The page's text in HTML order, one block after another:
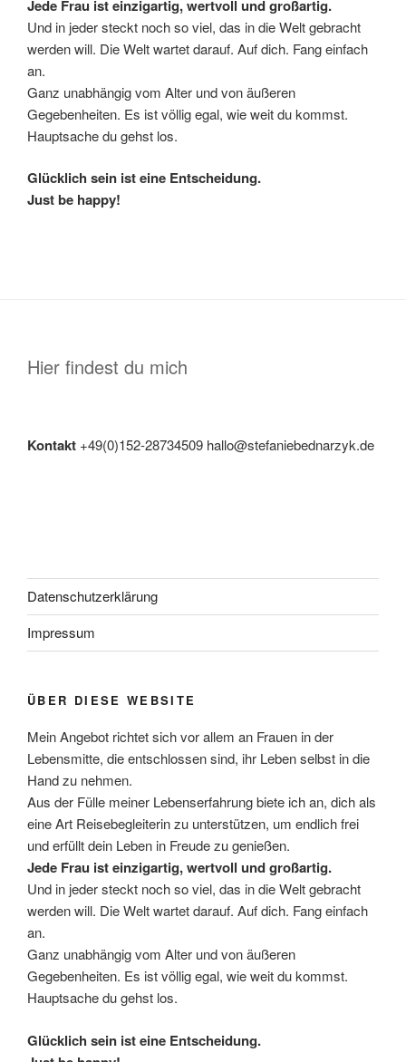
Jede Frau ist einzigartig, wertvoll und großartig.
Und in jeder steckt noch so viel, das in die Welt gebracht
werden will. Die Welt wartet darauf. Auf dich. Fang einfach
an.
Ganz unabhängig vom Alter und von äußeren
Gegebenheiten. Es ist völlig egal, wie weit du kommst.
Hauptsache du gehst los.
Glücklich sein ist eine Entscheidung.
Just be happy!
Hier findest du mich
Kontakt +49(0)152-28734509 hallo@stefaniebednarzyk.de
Datenschutzerklärung
Impressum
ÜBER DIESE WEBSITE
Mein Angebot richtet sich vor allem an Frauen in der
Lebensmitte, die entschlossen sind, ihr Leben selbst in die
Hand zu nehmen.
Aus der Fülle meiner Lebenserfahrung biete ich an, dich als
eine Art Reisebegleiterin zu unterstützen, um endlich frei
und erfüllt dein Leben in Freude zu genießen.
Jede Frau ist einzigartig, wertvoll und großartig.
Und in jeder steckt noch so viel, das in die Welt gebracht
werden will. Die Welt wartet darauf. Auf dich. Fang einfach
an.
Ganz unabhängig vom Alter und von äußeren
Gegebenheiten. Es ist völlig egal, wie weit du kommst.
Hauptsache du gehst los.
Glücklich sein ist eine Entscheidung.